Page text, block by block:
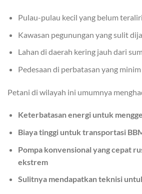
Pulau-pulau kecil yang belum
Kawasan pegunungan yang sulit
Lahan di daerah kering jauh dari
Pedesaan di perbatasan yang
Petani di wilayah ini umumnya
Keterbatasan energi untuk
Biaya tinggi untuk transportasi
Pompa konvensional yang cepat
ekstrem
Sulitnya mendapatkan teknisi